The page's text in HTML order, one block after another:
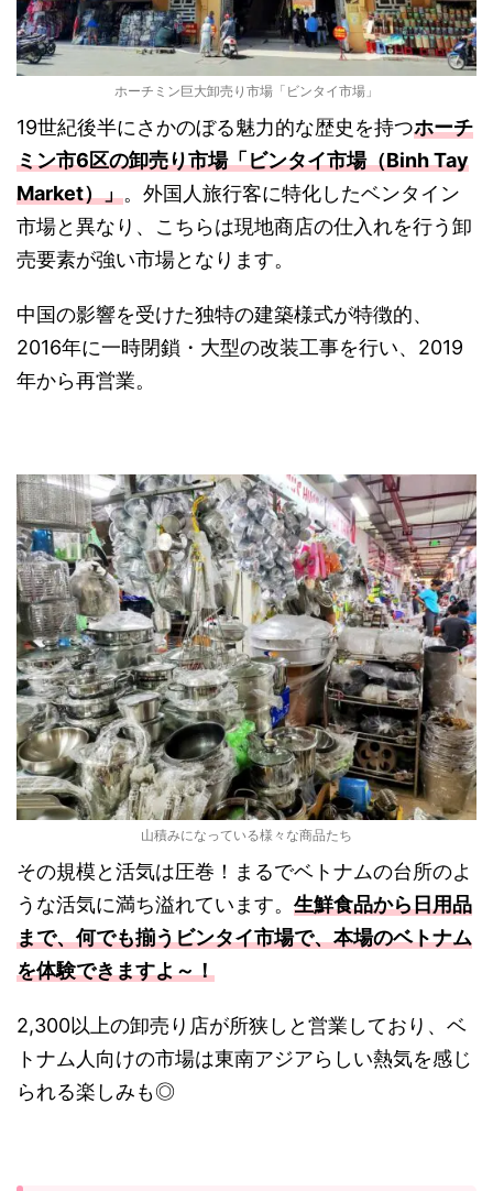
ホーチミン巨大卸売り市場「ビンタイ市場」
19世紀後半にさかのぼる魅力的な歴史を持つホーチ
ミン市6区の卸売り市場「ビンタイ市場（Binh Tay
Market）」。外国人旅行客に特化したベンタイン
市場と異なり、こちらは現地商店の仕入れを行う卸
売要素が強い市場となります。
中国の影響を受けた独特の建築様式が特徴的、
2016年に一時閉鎖・大型の改装工事を行い、2019
年から再営業。
山積みになっている様々な商品たち
その規模と活気は圧巻！まるでベトナムの台所のよ
うな活気に満ち溢れています。 生鮮食品から日用品
まで、何でも揃うビンタイ市場で、本場のベトナム
を体験できますよ～！
2,300以上の卸売り店が所狭しと営業しており、ベ
トナム人向けの市場は東南アジアらしい熱気を感じ
られる楽しみも◎